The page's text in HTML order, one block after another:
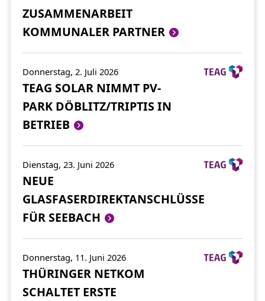
ZUSAMMENARBEIT
KOMMUNALER PARTNER
Donnerstag, 2. Juli 2026
TEAG SOLAR NIMMT PV-
PARK DÖBLITZ/TRIPTIS IN
BETRIEB
Dienstag, 23. Juni 2026
NEUE
GLASFASERDIREKTANSCHLÜSSE
FÜR SEEBACH
Donnerstag, 11. Juni 2026
THÜRINGER NETKOM
SCHALTET ERSTE